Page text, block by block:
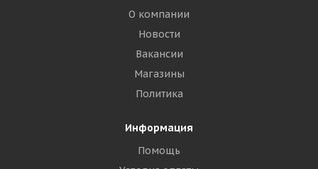
О компании
Новости
Вакансии
Магазины
Политика
Информация
Помощь